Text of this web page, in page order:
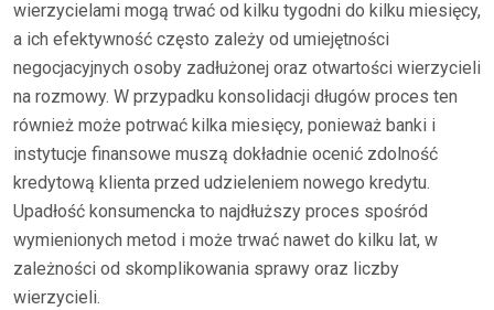
wierzycielami mogą trwać od kilku tygodni do kilku miesięcy,
a ich efektywność często zależy od umiejętności
negocjacyjnych osoby zadłużonej oraz otwartości wierzycieli
na rozmowy. W przypadku konsolidacji długów proces ten
również może potrwać kilka miesięcy, ponieważ banki i
instytucje finansowe muszą dokładnie ocenić zdolność
kredytową klienta przed udzieleniem nowego kredytu.
Upadłość konsumencka to najdłuższy proces spośród
wymienionych metod i może trwać nawet do kilku lat, w
zależności od skomplikowania sprawy oraz liczby
wierzycieli.